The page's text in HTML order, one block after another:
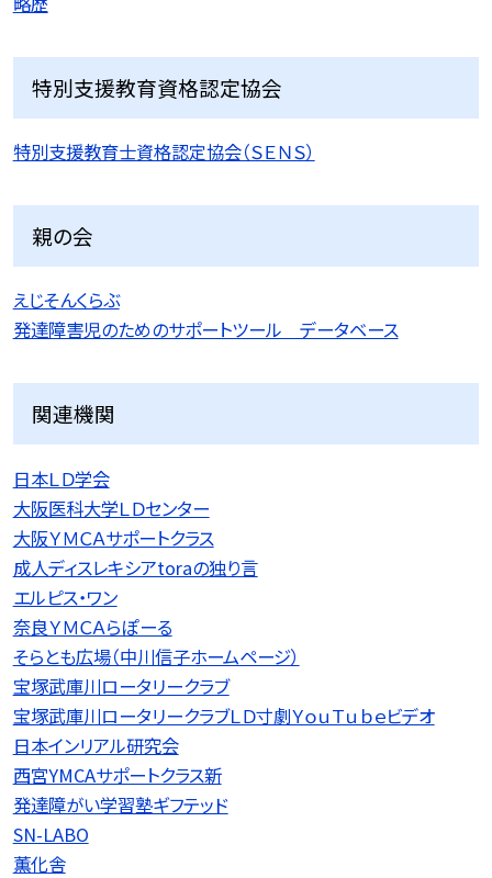
特別支援教育資格認定協会
特別支援教育士資格認定協会（ＳＥＮＳ）
親の会
えじそんくらぶ
発達障害児のためのサポートツール データベース
関連機関
日本ＬＤ学会
大阪医科大学ＬＤセンター
大阪ＹＭＣＡサポートクラス
成人ディスレキシアtoraの独り言
エルピス・ワン
奈良ＹＭＣＡらぽーる
そらとも広場（中川信子ホームページ）
宝塚武庫川ロータリークラブ
宝塚武庫川ロータリークラブＬＤ寸劇ＹｏｕＴｕｂｅビデオ
日本インリアル研究会
西宮YMCAサポートクラス新
発達障がい学習塾ギフテッド
SN-LABO
薫化舎